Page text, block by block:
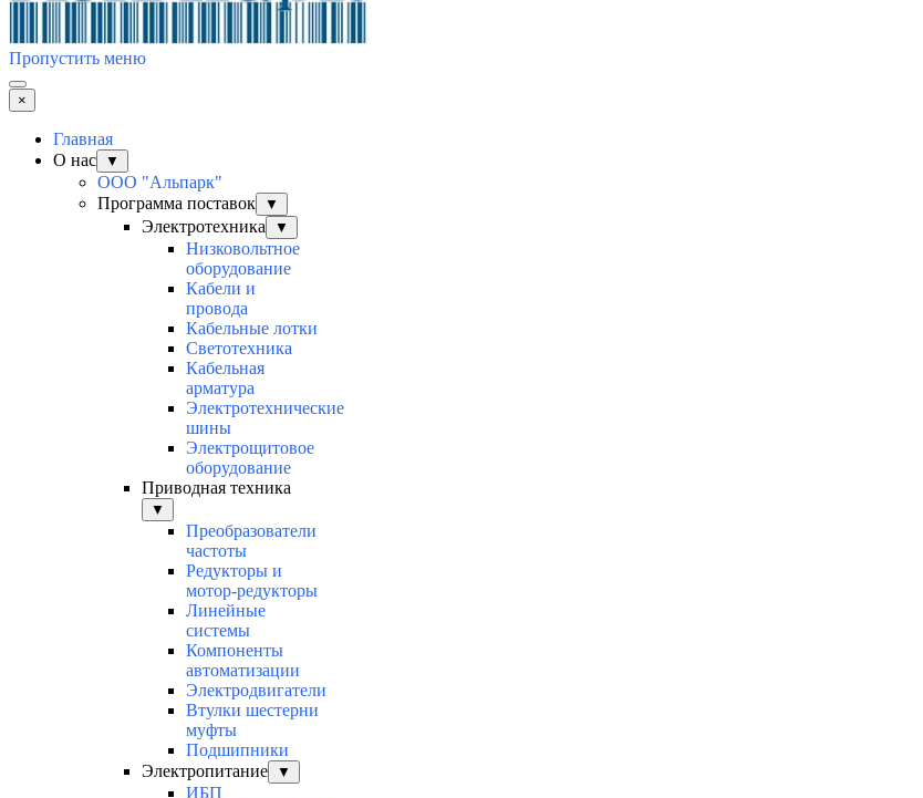
Пропустить меню
×
Главная
О нас
▼
ООО "Альпарк"
Программа поставок
▼
Электротехника ▼
Низковольтное
оборудование
Кабели и
провода
Кабельные лотки
Светотехника
Кабельная
арматура
Электротехнические
шины
Электрощитовое
оборудование
Приводная техника
▼
Преобразователи
частоты
Редукторы и
мотор-редукторы
Линейные
системы
Компоненты
автоматизации
Электродвигатели
Втулки шестерни
муфты
Подшипники
Электропитание
▼
ИБП